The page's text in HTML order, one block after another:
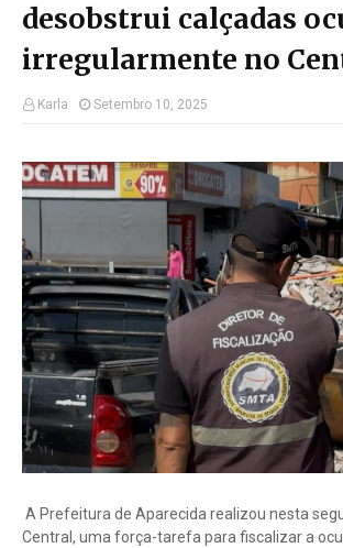
desobstrui calçadas
irregularmente no
Karla Setembro 10, 2025
A Prefeitura de Aparecida realizou nesta
Central, uma força-tarefa para fiscalizar a